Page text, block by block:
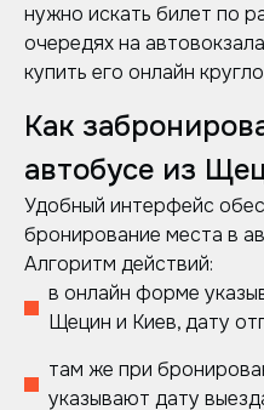
нужно искать билет по
очередях на
купить его онлайн
Как
автобусе из
Удобный интерфейс
бронирование места в
Алгоритм действий:
в онлайн форме
Щецин и Киев, дату
там же при
указывают дату